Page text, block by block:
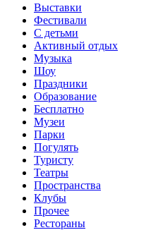
Выставки
Фестивали
С детьми
Активный отдых
Музыка
Шоу
Праздники
Образование
Бесплатно
Музеи
Парки
Погулять
Туристу
Театры
Пространства
Клубы
Прочее
Рестораны